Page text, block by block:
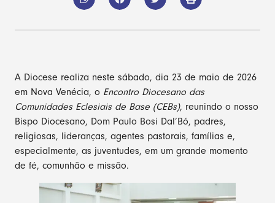
A Diocese realiza neste sábado, dia 23 de maio de 2026
em Nova Venécia, o Encontro Diocesano das
Comunidades Eclesiais de Base (CEBs), reunindo o nosso
Bispo Diocesano, Dom Paulo Bosi Dal’Bó, padres,
religiosas, lideranças, agentes pastorais, famílias e,
especialmente, as juventudes, em um grande momento
de fé, comunhão e missão.